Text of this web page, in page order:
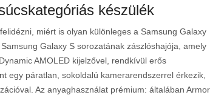
készülék
miért is olyan különleges a Samsung Galaxy
Galaxy S sorozatának zászlóshajója, amely
AMOLED kijelzővel, rendkívül erős
egy páratlan, sokoldalú kamerarendszerrel érkezik,
Az anyaghasználat prémium: általában Armor